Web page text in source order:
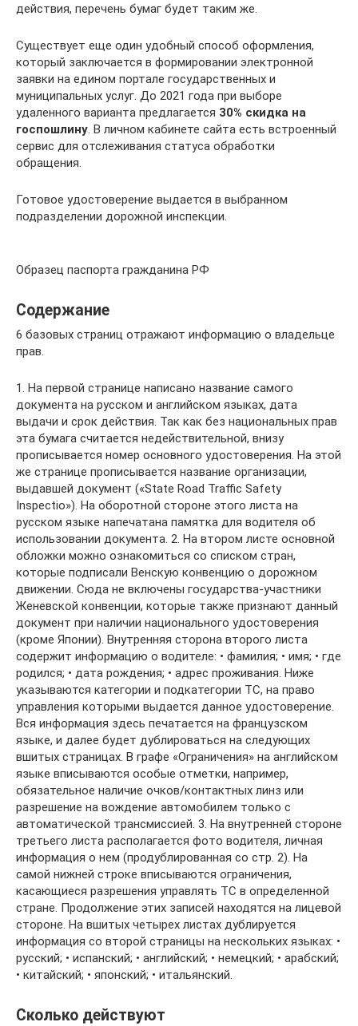
действия, перечень бумаг будет таким же.
Существует еще один удобный способ оформления,
который заключается в формировании электронной
заявки на едином портале государственных и
муниципальных услуг. До 2021 года при выборе
удаленного варианта предлагается 30% скидка на
госпошлину. В личном кабинете сайта есть встроенный
сервис для отслеживания статуса обработки
обращения.
Готовое удостоверение выдается в выбранном
подразделении дорожной инспекции.
Образец паспорта гражданина РФ
Содержание
6 базовых страниц отражают информацию о владельце
прав.
1. На первой странице написано название самого
документа на русском и английском языках, дата
выдачи и срок действия. Так как без национальных прав
эта бумага считается недействительной, внизу
прописывается номер основного удостоверения. На этой
же странице прописывается название организации,
выдавшей документ («State Road Traffic Safety
Inspectio»). На оборотной стороне этого листа на
русском языке напечатана памятка для водителя об
использовании документа. 2. На втором листе основной
обложки можно ознакомиться со списком стран,
которые подписали Венскую конвенцию о дорожном
движении. Сюда не включены государства-участники
Женевской конвенции, которые также признают данный
документ при наличии национального удостоверения
(кроме Японии). Внутренняя сторона второго листа
содержит информацию о водителе: • фамилия; • имя; • где
родился; • дата рождения; • адрес проживания. Ниже
указываются категории и подкатегории ТС, на право
управления которыми выдается данное удостоверение.
Вся информация здесь печатается на французском
языке, и далее будет дублироваться на следующих
вшитых страницах. В графе «Ограничения» на английском
языке вписываются особые отметки, например,
обязательное наличие очков/контактных линз или
разрешение на вождение автомобилем только с
автоматической трансмиссией. 3. На внутренней стороне
третьего листа располагается фото водителя, личная
информация о нем (продублированная со стр. 2). На
самой нижней строке вписываются ограничения,
касающиеся разрешения управлять ТС в определенной
стране. Продолжение этих записей находятся на лицевой
стороне. На вшитых четырех листах дублируется
информация со второй страницы на нескольких языках: •
русский; • испанский; • английский; • немецкий; • арабский;
• китайский; • японский; • итальянский.
Сколько действуют